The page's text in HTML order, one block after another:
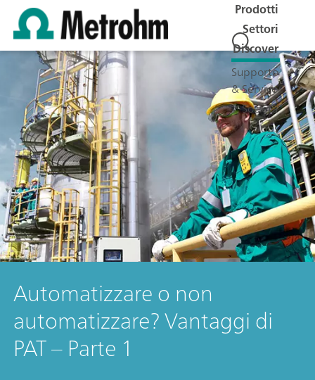
Prodotti
Settori
Discover
Supporto
& Service
Società
Jobs
Automatizzare o non
automatizzare? Vantaggi di
PAT – Parte 1